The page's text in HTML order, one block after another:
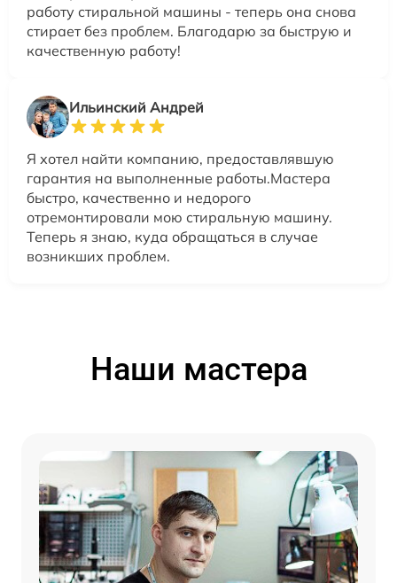
работу стиральной машины - теперь она снова
стирает без проблем. Благодарю за быструю и
качественную работу!
Ильинский Андрей
Я хотел найти компанию, предоставлявшую
гарантия на выполненные работы.Мастера
быстро, качественно и недорого
отремонтировали мою стиральную машину.
Теперь я знаю, куда обращаться в случае
возникших проблем.
Наши мастера